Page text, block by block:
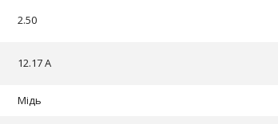
2.50
12.17 А
Мідь